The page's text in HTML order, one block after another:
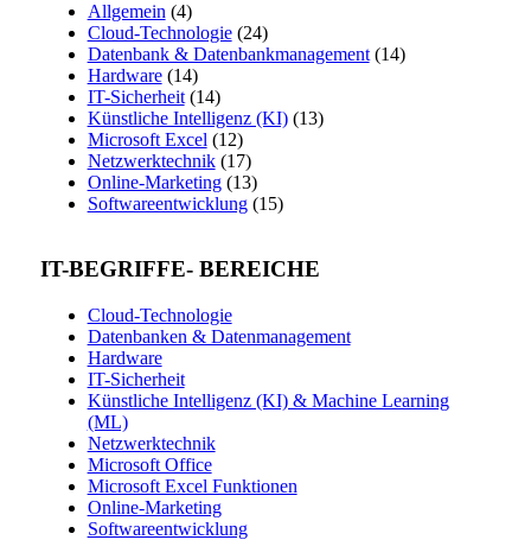
Allgemein (4)
Cloud-Technologie(24)
Datenbank & Datenbankmanagement(14)
Hardware(14)
IT-Sicherheit(14)
Künstliche Intelligenz (KI)(13)
Microsoft Excel (12)
Netzwerktechnik(17)
Online-Marketing(13)
Softwareentwicklung(15)
IT-BEGRIFFE- BEREICHE
Cloud-Technologie
Datenbanken & Datenmanagement
Hardware
IT-Sicherheit
Künstliche Intelligenz (KI) & Machine Learning
(ML)
Netzwerktechnik
Microsoft Office
Microsoft Excel Funktionen
Online-Marketing
Softwareentwicklung